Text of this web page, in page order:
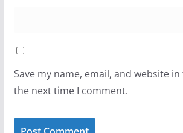
Save my name, email, and website
the next time I comment.